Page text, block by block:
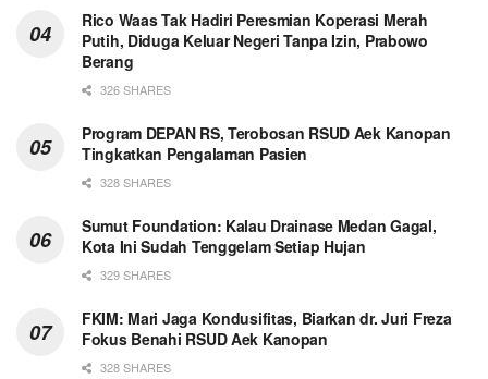
Rico Waas Tak Hadiri Peresmian Koperasi Merah
Putih, Diduga Keluar Negeri Tanpa Izin, Prabowo
Berang
326 SHARES
Program DEPAN RS, Terobosan RSUD Aek Kanopan
Tingkatkan Pengalaman Pasien
328 SHARES
Sumut Foundation: Kalau Drainase Medan Gagal,
Kota Ini Sudah Tenggelam Setiap Hujan
329 SHARES
FKIM: Mari Jaga Kondusifitas, Biarkan dr. Juri Freza
Fokus Benahi RSUD Aek Kanopan
328 SHARES